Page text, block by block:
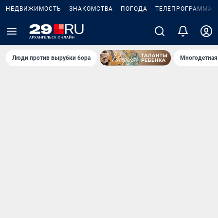
НЕДВИЖИМОСТЬ ЗНАКОМСТВА ПОГОДА ТЕЛЕПРОГРАММА
Люди против вырубки бора